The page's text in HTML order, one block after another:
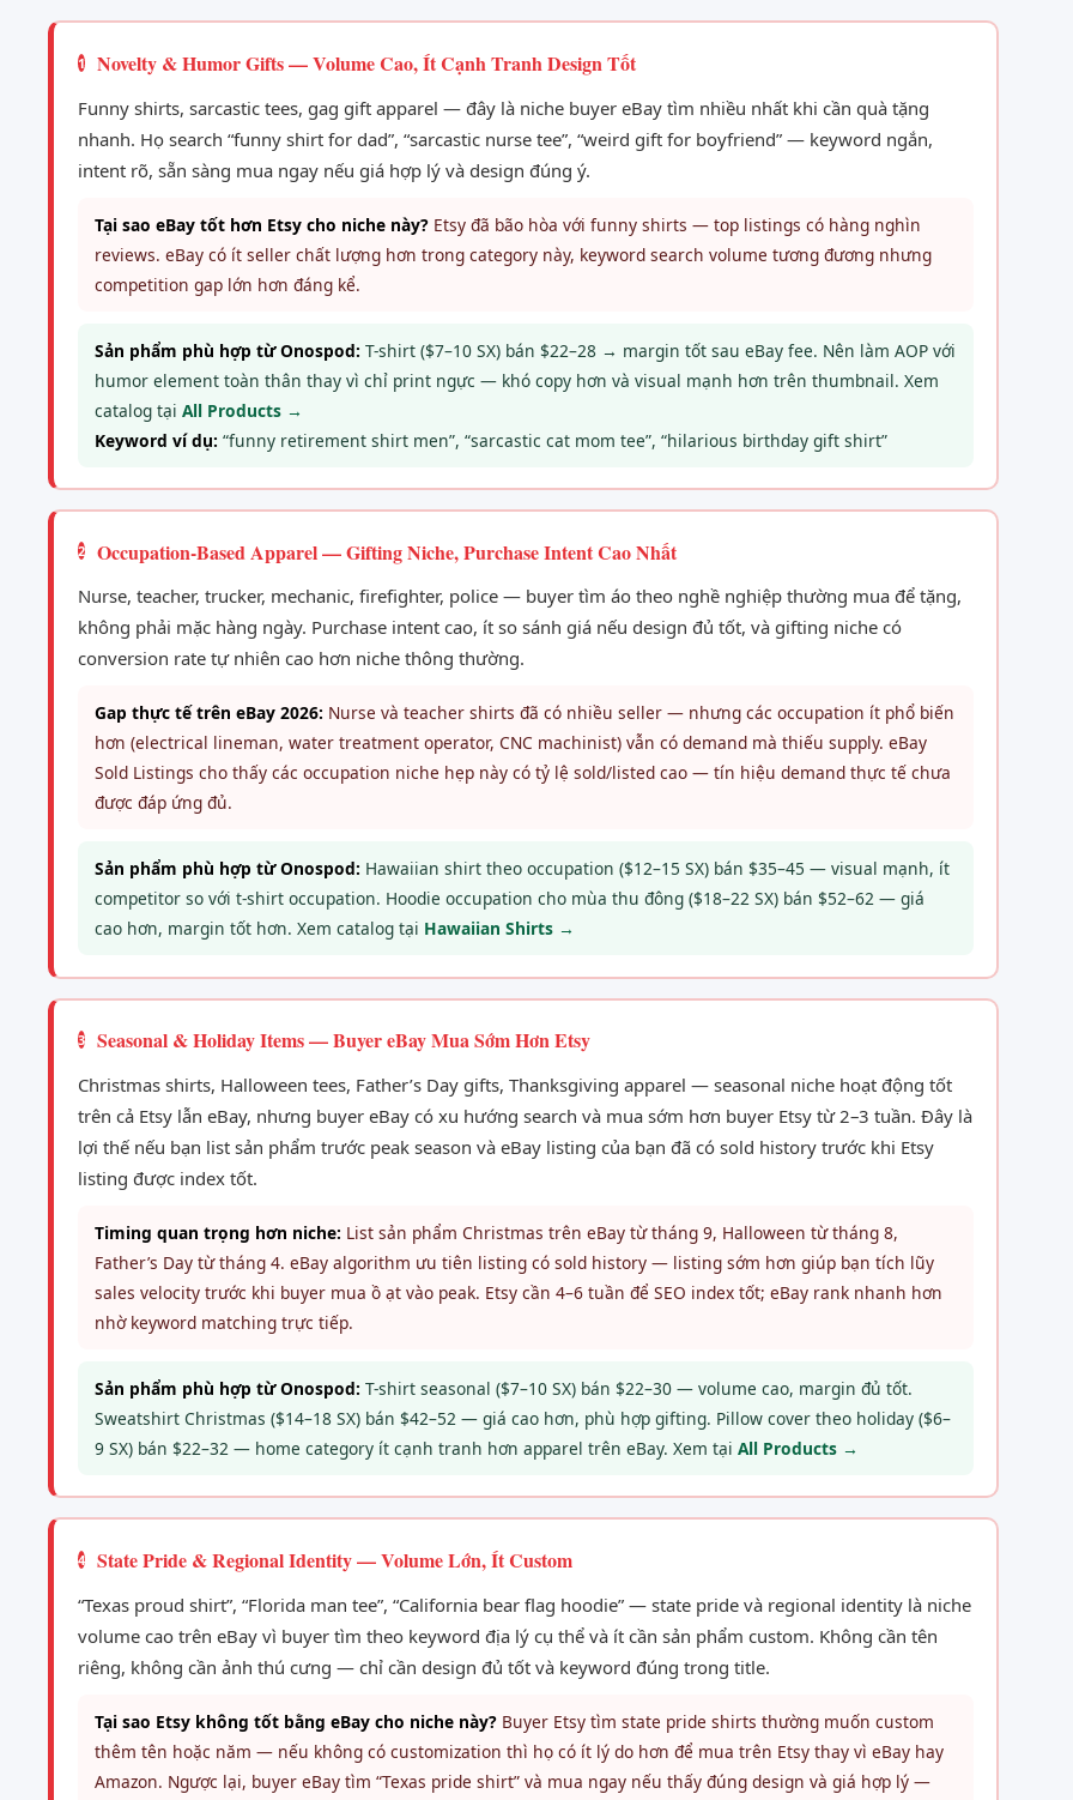
1 Novelty & Humor Gifts — Volume Cao, Ít Cạnh Tranh Design Tốt
Funny shirts, sarcastic tees, gag gift apparel — đây là niche buyer eBay tìm nhiều nhất khi cần quà tặng
nhanh. Họ search “funny shirt for dad”, “sarcastic nurse tee”, “weird gift for boyfriend” — keyword ngắn,
intent rõ, sẵn sàng mua ngay nếu giá hợp lý và design đúng ý.
Tại sao eBay tốt hơn Etsy cho niche này? Etsy đã bão hòa với funny shirts — top listings có hàng nghìn
reviews. eBay có ít seller chất lượng hơn trong category này, keyword search volume tương đương nhưng
competition gap lớn hơn đáng kể.
Sản phẩm phù hợp từ Onospod: T-shirt ($7–10 SX) bán $22–28 → margin tốt sau eBay fee. Nên làm AOP với
humor element toàn thân thay vì chỉ print ngực — khó copy hơn và visual mạnh hơn trên thumbnail. Xem
catalog tại All Products →
Keyword ví dụ: “funny retirement shirt men”, “sarcastic cat mom tee”, “hilarious birthday gift shirt”
2 Occupation-Based Apparel — Gifting Niche, Purchase Intent Cao Nhất
Nurse, teacher, trucker, mechanic, firefighter, police — buyer tìm áo theo nghề nghiệp thường mua để tặng,
không phải mặc hàng ngày. Purchase intent cao, ít so sánh giá nếu design đủ tốt, và gifting niche có
conversion rate tự nhiên cao hơn niche thông thường.
Gap thực tế trên eBay 2026: Nurse và teacher shirts đã có nhiều seller — nhưng các occupation ít phổ biến
hơn (electrical lineman, water treatment operator, CNC machinist) vẫn có demand mà thiếu supply. eBay
Sold Listings cho thấy các occupation niche hẹp này có tỷ lệ sold/listed cao — tín hiệu demand thực tế chưa
được đáp ứng đủ.
Sản phẩm phù hợp từ Onospod: Hawaiian shirt theo occupation ($12–15 SX) bán $35–45 — visual mạnh, ít
competitor so với t-shirt occupation. Hoodie occupation cho mùa thu đông ($18–22 SX) bán $52–62 — giá
cao hơn, margin tốt hơn. Xem catalog tại Hawaiian Shirts →
3 Seasonal & Holiday Items — Buyer eBay Mua Sớm Hơn Etsy
Christmas shirts, Halloween tees, Father’s Day gifts, Thanksgiving apparel — seasonal niche hoạt động tốt
trên cả Etsy lẫn eBay, nhưng buyer eBay có xu hướng search và mua sớm hơn buyer Etsy từ 2–3 tuần. Đây là
lợi thế nếu bạn list sản phẩm trước peak season và eBay listing của bạn đã có sold history trước khi Etsy
listing được index tốt.
Timing quan trọng hơn niche: List sản phẩm Christmas trên eBay từ tháng 9, Halloween từ tháng 8,
Father’s Day từ tháng 4. eBay algorithm ưu tiên listing có sold history — listing sớm hơn giúp bạn tích lũy
sales velocity trước khi buyer mua ồ ạt vào peak. Etsy cần 4–6 tuần để SEO index tốt; eBay rank nhanh hơn
nhờ keyword matching trực tiếp.
Sản phẩm phù hợp từ Onospod: T-shirt seasonal ($7–10 SX) bán $22–30 — volume cao, margin đủ tốt.
Sweatshirt Christmas ($14–18 SX) bán $42–52 — giá cao hơn, phù hợp gifting. Pillow cover theo holiday ($6–
9 SX) bán $22–32 — home category ít cạnh tranh hơn apparel trên eBay. Xem tại All Products →
4 State Pride & Regional Identity — Volume Lớn, Ít Custom
“Texas proud shirt”, “Florida man tee”, “California bear flag hoodie” — state pride và regional identity là niche
volume cao trên eBay vì buyer tìm theo keyword địa lý cụ thể và ít cần sản phẩm custom. Không cần tên
riêng, không cần ảnh thú cưng — chỉ cần design đủ tốt và keyword đúng trong title.
Tại sao Etsy không tốt bằng eBay cho niche này? Buyer Etsy tìm state pride shirts thường muốn custom
thêm tên hoặc năm — nếu không có customization thì họ có ít lý do hơn để mua trên Etsy thay vì eBay hay
Amazon. Ngược lại, buyer eBay tìm “Texas pride shirt” và mua ngay nếu thấy đúng design và giá hợp lý —